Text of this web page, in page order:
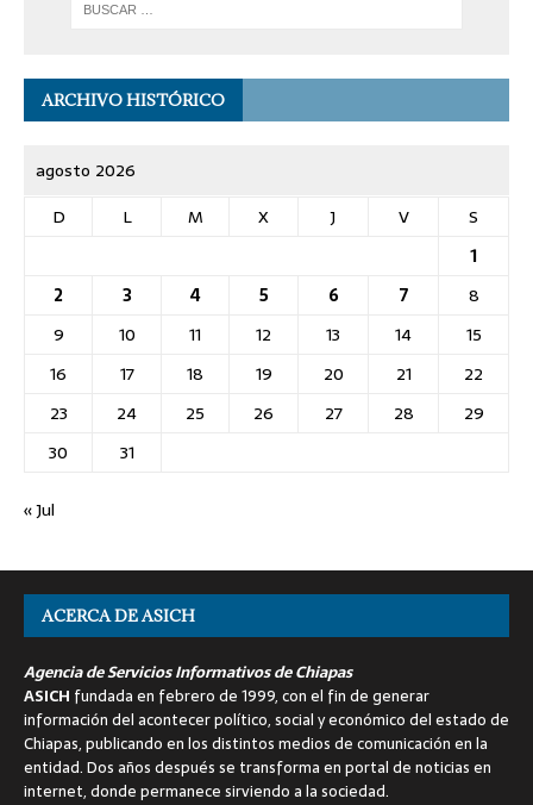
ARCHIVO HISTÓRICO
agosto 2026
D
L M X J V
S
1
2
3 4 5 6 7
8
9
10 11 12 13 14
15
16
17 18 19 20 21
22
23
24 25 26 27 28
29
30
31
« Jul
ACERCA DE ASICH
Agencia de Servicios Informativos de Chiapas
ASICH fundada en febrero de 1999, con el fin de generar
información del acontecer político, social y económico del estado de
Chiapas, publicando en los distintos medios de comunicación en la
entidad. Dos años después se transforma en portal de noticias en
internet, donde permanece sirviendo a la sociedad.